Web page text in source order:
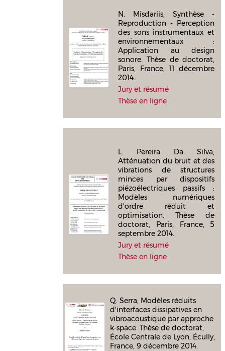
N. Misdariis, Synthèse -
Reproduction - Perception
des sons instrumentaux et
environnementaux :
Application au design
sonore. Thèse de doctorat,
Paris, France, 11 décembre
2014.
Jury et résumé
Thèse en ligne
L. Pereira Da Silva,
Atténuation du bruit et des
vibrations de structures
minces par dispositifs
piézoélectriques passifs :
Modèles numériques
d'ordre réduit et
optimisation. Thèse de
doctorat, Paris, France, 5
septembre 2014.
Jury et résumé
Thèse en ligne
Q. Serra, Modèles réduits
d'interfaces dissipatives en
vibroacoustique par approche
k-space. Thèse de doctorat,
École Centrale de Lyon, Écully,
France, 9 décembre 2014.